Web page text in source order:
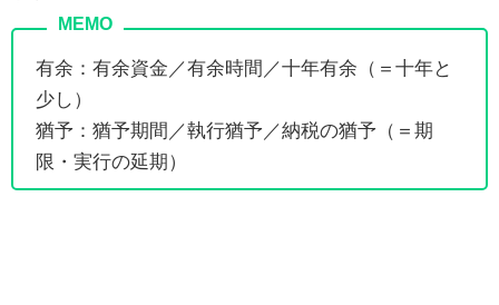
有余：有余資金／有余時間／十年有余（＝十年と
少し）
猶予：猶予期間／執行猶予／納税の猶予（＝期
限・実行の延期）